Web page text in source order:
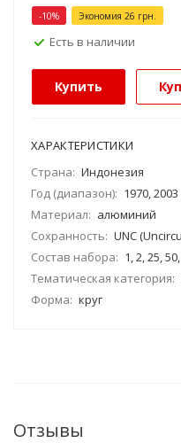
-10% Экономия 26 грн.
Есть в наличии
Купить
ХАРАКТЕРИСТИКИ
Страна: Индонезия
Год (диапазон): 1970, 2003
Материал: алюминий
Сохранность: UNC
Состав набора: 1, 2, 25,
Тематическая категория:
Форма: круг
Отзывы